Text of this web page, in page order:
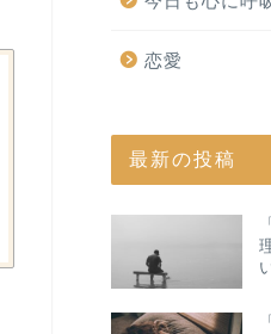
恋愛
最新の投稿